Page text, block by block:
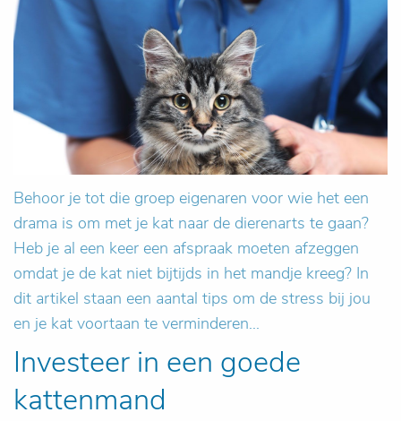
Behoor je tot die groep eigenaren voor wie het een
drama is om met je kat naar de dierenarts te gaan?
Heb je al een keer een afspraak moeten afzeggen
omdat je de kat niet bijtijds in het mandje kreeg? In
dit artikel staan een aantal tips om de stress bij jou
en je kat voortaan te verminderen...
Investeer in een goede
kattenmand